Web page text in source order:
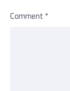
Comment *